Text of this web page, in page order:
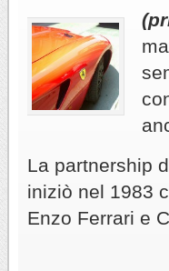
La partnership
iniziò nel 1983
Enzo Ferrari e